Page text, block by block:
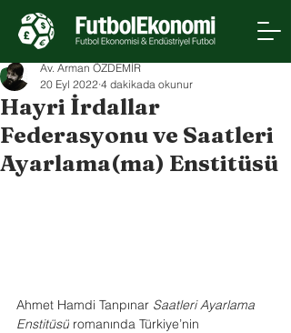
Hayri İrdallar
Federasyonu ve Saatleri
Ayarlama(ma) Enstitüsü
Av. Arman ÖZDEMİR
20 Eyl 2022 4 dakikada okunur
Ahmet Hamdi Tanpınar Saatleri Ayarlama
Enstitüsü romanında Türkiye’nin